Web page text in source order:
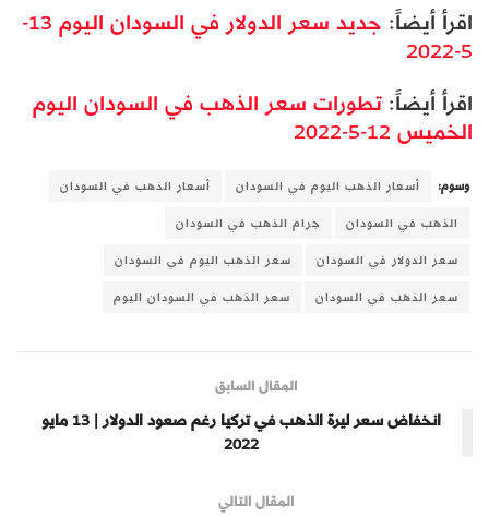
اقرأ أيضاً: جديد سعر الدولار في السودان اليوم 13-
5-2022
اقرأ أيضاً:تطورات سعر الذهب في السودان اليوم
الخميس 12-5-2022
وسوم: أسعار الذهب اليوم في السودان
أسعار الذهب في السودان
الذهب في السودان
جرام الذهب في السودان
سعر الدولار في السودان
سعر الذهب اليوم في السودان
سعر الذهب في السودان
سعر الذهب في السودان اليوم
المقال السابق
انخفاض سعر ليرة الذهب في تركيا رغم صعود الدولار | 13 مايو
2022
المقال التالي